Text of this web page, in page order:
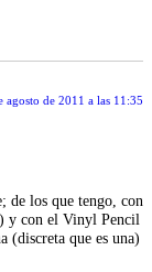
agosto de 2011 a las 11:35
de los que tengo, con
y con el Vinyl Pencil
(discreta que es una)